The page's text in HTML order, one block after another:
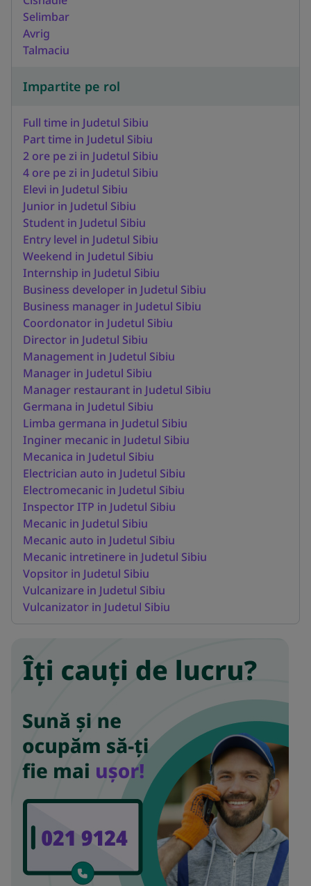
Selimbar
Avrig
Talmaciu
Impartite pe rol
Full time in Judetul Sibiu
Part time in Judetul Sibiu
2 ore pe zi in Judetul Sibiu
4 ore pe zi in Judetul Sibiu
Elevi in Judetul Sibiu
Junior in Judetul Sibiu
Student in Judetul Sibiu
Entry level in Judetul Sibiu
Weekend in Judetul Sibiu
Internship in Judetul Sibiu
Business developer in Judetul Sibiu
Business manager in Judetul Sibiu
Coordonator in Judetul Sibiu
Director in Judetul Sibiu
Management in Judetul Sibiu
Manager in Judetul Sibiu
Manager restaurant in Judetul Sibiu
Germana in Judetul Sibiu
Limba germana in Judetul Sibiu
Inginer mecanic in Judetul Sibiu
Mecanica in Judetul Sibiu
Electrician auto in Judetul Sibiu
Electromecanic in Judetul Sibiu
Inspector ITP in Judetul Sibiu
Mecanic in Judetul Sibiu
Mecanic auto in Judetul Sibiu
Mecanic intretinere in Judetul Sibiu
Vopsitor in Judetul Sibiu
Vulcanizare in Judetul Sibiu
Vulcanizator in Judetul Sibiu